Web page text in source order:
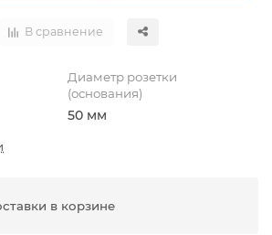
В сравнение
Диаметр розетки
(основания)
50 мм
в корзине